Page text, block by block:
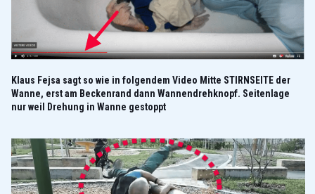
Klaus Fejsa sagt so wie in folgendem Video Mitte STIRNSEITE der
Wanne, erst am Beckenrand dann Wannendrehknopf. Seitenlage
nur weil Drehung in Wanne gestoppt